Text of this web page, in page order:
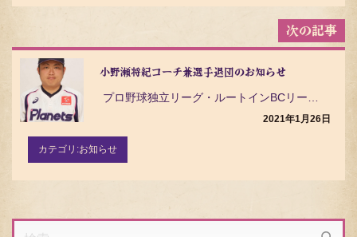
小野瀬将紀コーチ兼選手退団のお知らせ
2021年1月26日
カテゴリ:お知らせ